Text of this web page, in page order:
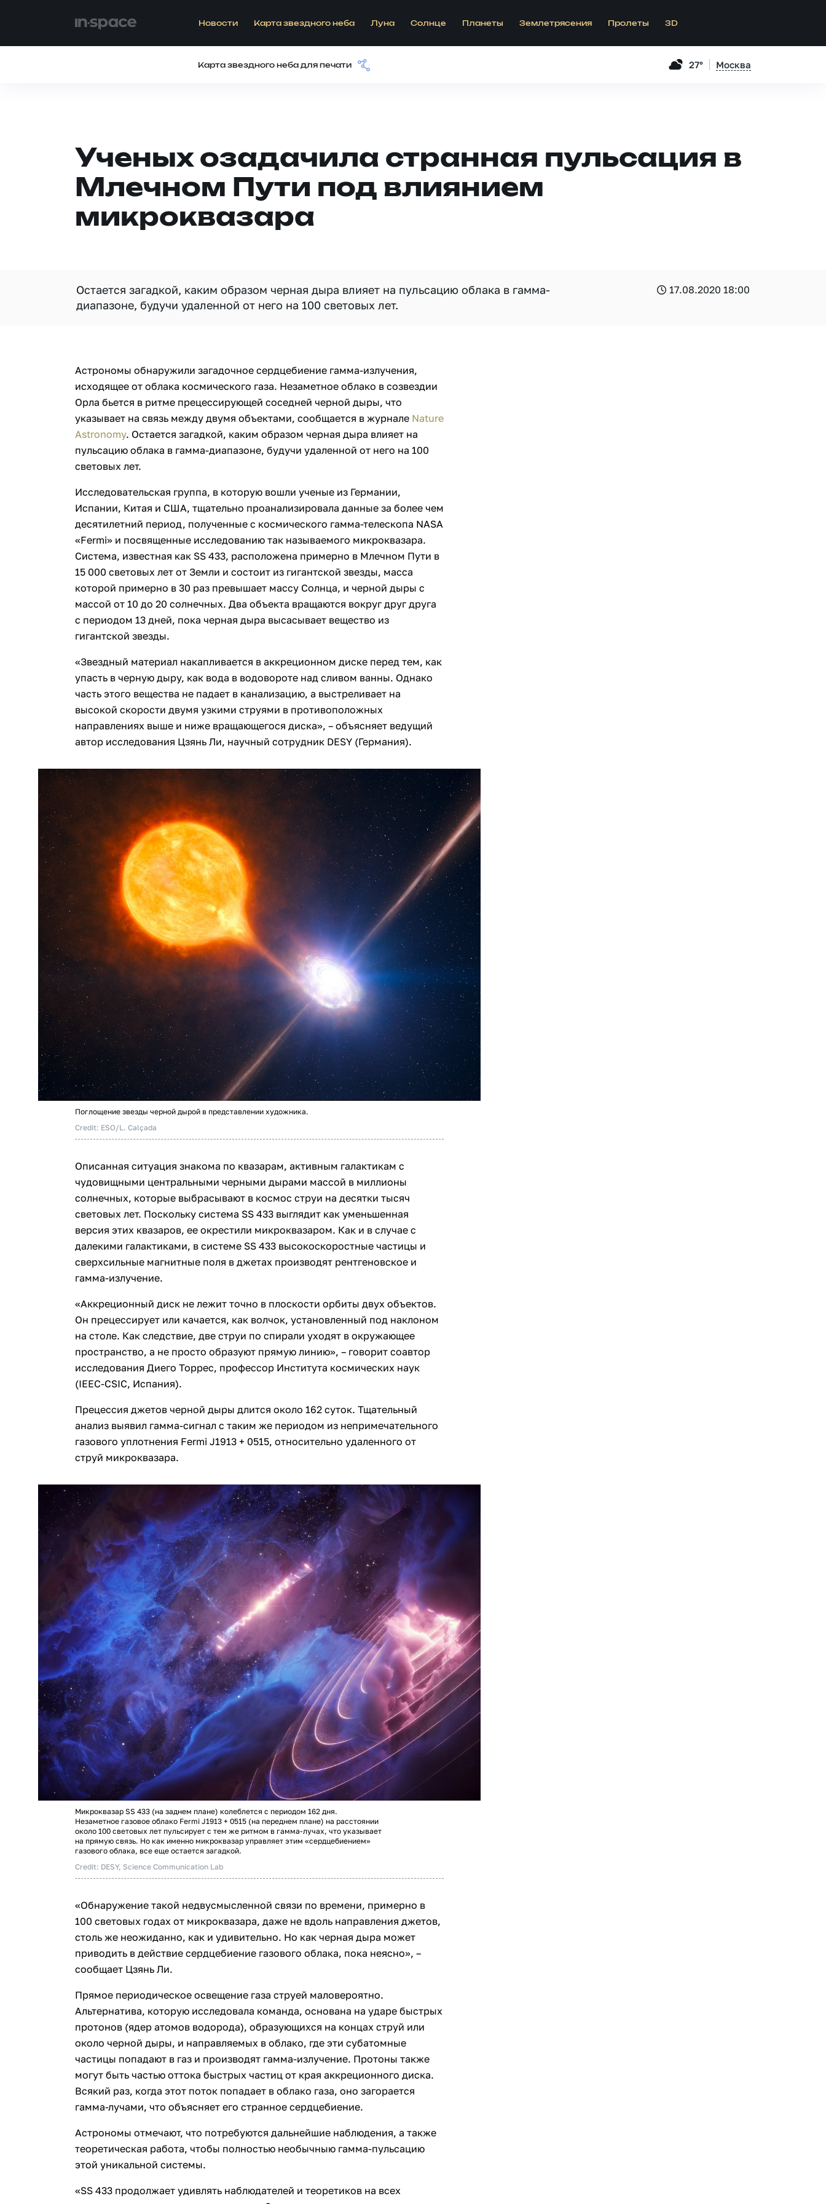
Новости Карта звездного неба Луна Солнце Планеты Землетрясения Пролеты 3D
Карта звездного неба для печати 27° Москва
Ученых озадачила странная пульсация в
Млечном Пути под влиянием
микроквазара
Остается загадкой, каким образом черная дыра влияет на пульсацию облака в гамма-
диапазоне, будучи удаленной от него на 100 световых лет.
17.08.2020 18:00
Астрономы обнаружили загадочное сердцебиение гамма-излучения,
исходящее от облака космического газа. Незаметное облако в созвездии
Орла бьется в ритме прецессирующей соседней черной дыры, что
указывает на связь между двумя объектами, сообщается в журнале Nature
Astronomy. Остается загадкой, каким образом черная дыра влияет на
пульсацию облака в гамма-диапазоне, будучи удаленной от него на 100
световых лет.
Исследовательская группа, в которую вошли ученые из Германии,
Испании, Китая и США, тщательно проанализировала данные за более чем
десятилетний период, полученные с космического гамма-телескопа NASA
«Fermi» и посвященные исследованию так называемого микроквазара.
Система, известная как SS 433, расположена примерно в Млечном Пути в
15 000 световых лет от Земли и состоит из гигантской звезды, масса
которой примерно в 30 раз превышает массу Солнца, и черной дыры с
массой от 10 до 20 солнечных. Два объекта вращаются вокруг друг друга
с периодом 13 дней, пока черная дыра высасывает вещество из
гигантской звезды.
«Звездный материал накапливается в аккреционном диске перед тем, как
упасть в черную дыру, как вода в водовороте над сливом ванны. Однако
часть этого вещества не падает в канализацию, а выстреливает на
высокой скорости двумя узкими струями в противоположных
направлениях выше и ниже вращающегося диска», – объясняет ведущий
автор исследования Цзянь Ли, научный сотрудник DESY (Германия).
Поглощение звезды черной дырой в представлении художника.
Credit: ESO/L. Calçada
Описанная ситуация знакома по квазарам, активным галактикам с
чудовищными центральными черными дырами массой в миллионы
солнечных, которые выбрасывают в космос струи на десятки тысяч
световых лет. Поскольку система SS 433 выглядит как уменьшенная
версия этих квазаров, ее окрестили микроквазаром. Как и в случае с
далекими галактиками, в системе SS 433 высокоскоростные частицы и
сверхсильные магнитные поля в джетах производят рентгеновское и
гамма-излучение.
«Аккреционный диск не лежит точно в плоскости орбиты двух объектов.
Он прецессирует или качается, как волчок, установленный под наклоном
на столе. Как следствие, две струи по спирали уходят в окружающее
пространство, а не просто образуют прямую линию», – говорит соавтор
исследования Диего Торрес, профессор Института космических наук
(IEEC-CSIC, Испания).
Прецессия джетов черной дыры длится около 162 суток. Тщательный
анализ выявил гамма-сигнал с таким же периодом из непримечательного
газового уплотнения Fermi J1913 + 0515, относительно удаленного от
струй микроквазара.
Микроквазар SS 433 (на заднем плане) колеблется с периодом 162 дня.
Незаметное газовое облако Fermi J1913 + 0515 (на переднем плане) на расстоянии
около 100 световых лет пульсирует с тем же ритмом в гамма-лучах, что указывает
на прямую связь. Но как именно микроквазар управляет этим «сердцебиением»
газового облака, все еще остается загадкой.
Credit: DESY, Science Communication Lab
«Обнаружение такой недвусмысленной связи по времени, примерно в
100 световых годах от микроквазара, даже не вдоль направления джетов,
столь же неожиданно, как и удивительно. Но как черная дыра может
приводить в действие сердцебиение газового облака, пока неясно», –
сообщает Цзянь Ли.
Прямое периодическое освещение газа струей маловероятно.
Альтернатива, которую исследовала команда, основана на ударе быстрых
протонов (ядер атомов водорода), образующихся на концах струй или
около черной дыры, и направляемых в облако, где эти субатомные
частицы попадают в газ и производят гамма-излучение. Протоны также
могут быть частью оттока быстрых частиц от края аккреционного диска.
Всякий раз, когда этот поток попадает в облако газа, оно загорается
гамма-лучами, что объясняет его странное сердцебиение.
Астрономы отмечают, что потребуются дальнейшие наблюдения, а также
теоретическая работа, чтобы полностью необычныю гамма-пульсацию
этой уникальной системы.
«SS 433 продолжает удивлять наблюдателей и теоретиков на всех